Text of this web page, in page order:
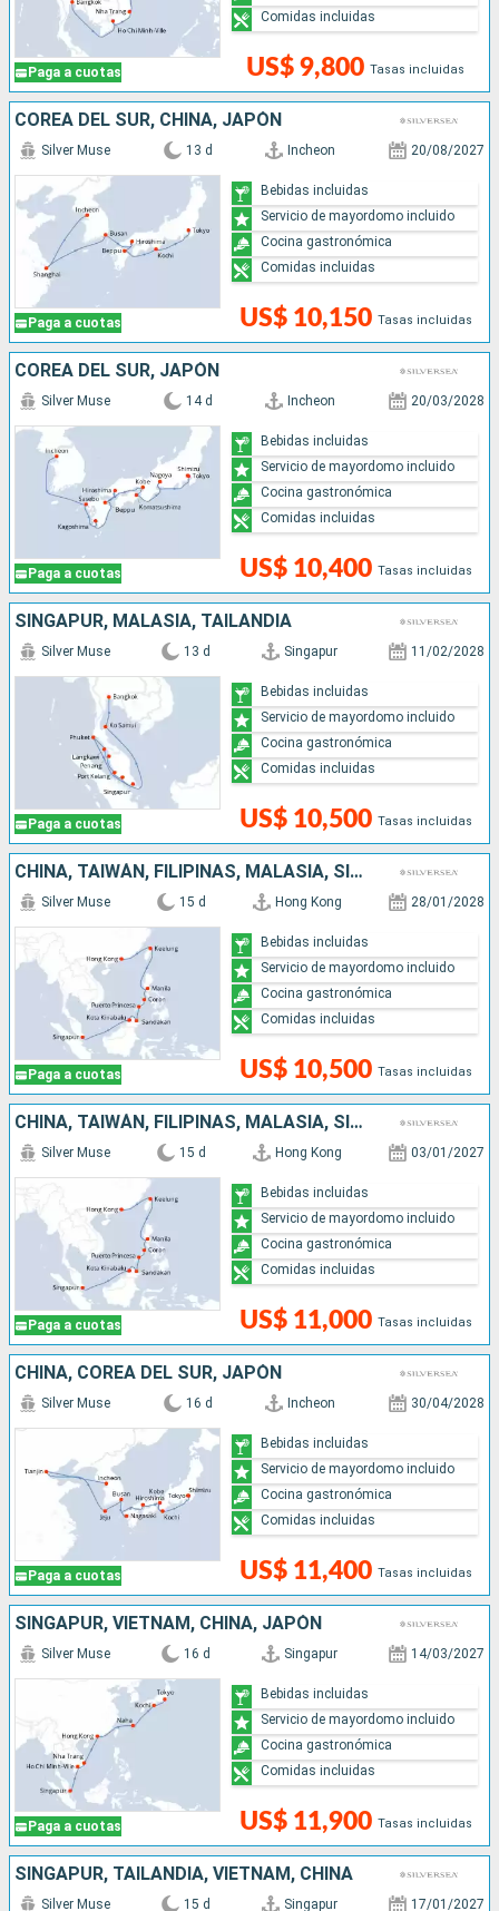
Paga a cuotas US$ 9,800 Tasas incluidas
Comidas incluidas
COREA DEL SUR, CHINA, JAPÓN
Paga a cuotas
Silver Muse 13 d Incheon 20/08/2027
US$ 10,150 Tasas incluidas
Bebidas incluidas
Servicio de mayordomo incluido
Cocina gastronómica
Comidas incluidas
COREA DEL SUR, JAPÓN
Paga a cuotas
Silver Muse 14 d Incheon 20/03/2028
US$ 10,400 Tasas incluidas
Bebidas incluidas
Servicio de mayordomo incluido
Cocina gastronómica
Comidas incluidas
SINGAPUR, MALASIA, TAILANDIA
Paga a cuotas
Silver Muse 13 d Singapur 11/02/2028
US$ 10,500 Tasas incluidas
Bebidas incluidas
Servicio de mayordomo incluido
Cocina gastronómica
Comidas incluidas
CHINA, TAIWÁN, FILIPINAS, MALASIA, SINGAPUR
Paga a cuotas
Silver Muse 15 d Hong Kong 28/01/2028
US$ 10,500 Tasas incluidas
Bebidas incluidas
Servicio de mayordomo incluido
Cocina gastronómica
Comidas incluidas
CHINA, TAIWÁN, FILIPINAS, MALASIA, SINGAPUR
Paga a cuotas
Silver Muse 15 d Hong Kong 03/01/2027
US$ 11,000 Tasas incluidas
Bebidas incluidas
Servicio de mayordomo incluido
Cocina gastronómica
Comidas incluidas
CHINA, COREA DEL SUR, JAPÓN
Paga a cuotas
Silver Muse 16 d Incheon 30/04/2028
US$ 11,400 Tasas incluidas
Bebidas incluidas
Servicio de mayordomo incluido
Cocina gastronómica
Comidas incluidas
SINGAPUR, VIETNAM, CHINA, JAPÓN
Paga a cuotas
Silver Muse 16 d Singapur 14/03/2027
US$ 11,900 Tasas incluidas
Bebidas incluidas
Servicio de mayordomo incluido
Cocina gastronómica
Comidas incluidas
SINGAPUR, TAILANDIA, VIETNAM, CHINA
Silver Muse 15 d Singapur 17/01/2027